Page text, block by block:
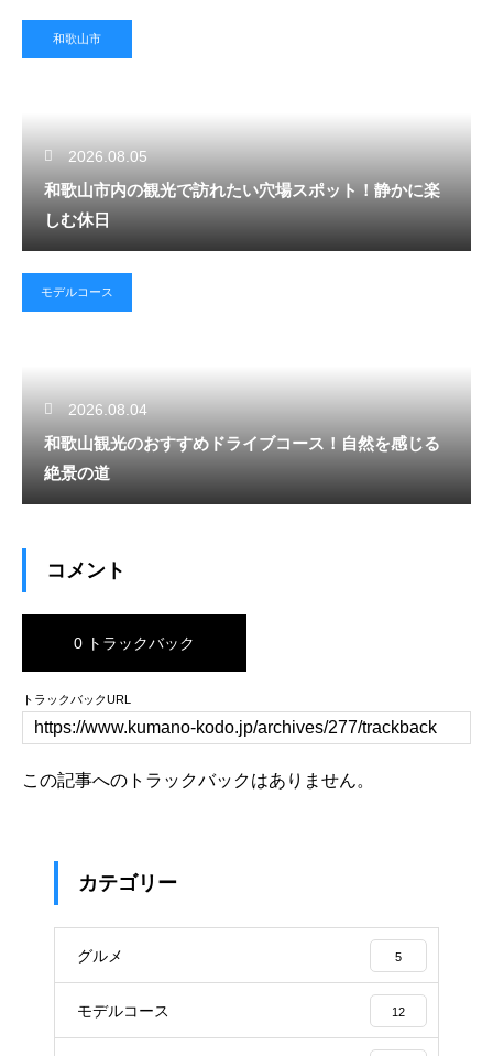
和歌山市
2026.08.05
和歌山市内の観光で訪れたい穴場スポット！静かに楽
しむ休日
モデルコース
2026.08.04
和歌山観光のおすすめドライブコース！自然を感じる
絶景の道
コメント
0 トラックバック
トラックバックURL
この記事へのトラックバックはありません。
カテゴリー
グルメ 5
モデルコース 12